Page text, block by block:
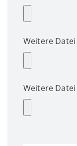
Weitere Datei
Weitere Datei